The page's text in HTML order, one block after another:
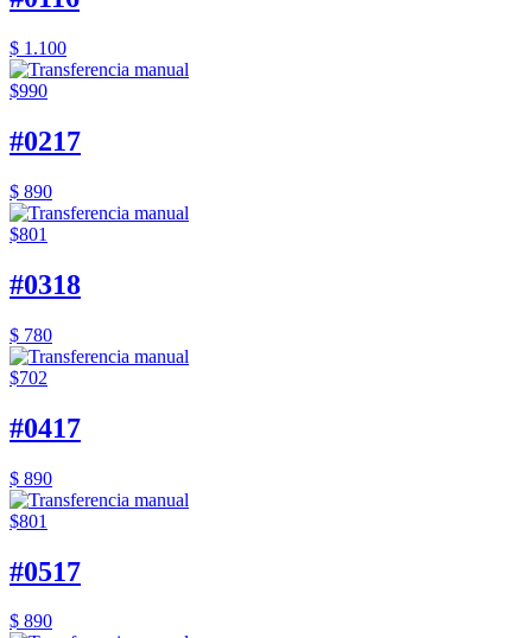
$ 1.100
$990
#0217
$ 890
$801
#0318
$ 780
$702
#0417
$ 890
$801
#0517
$ 890